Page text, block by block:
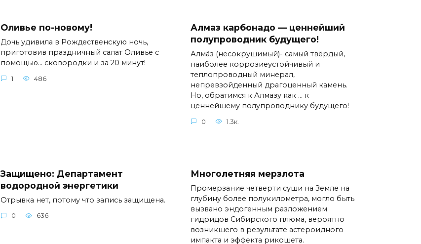
Оливье по-новому!
Дочь удивила в Рождественскую ночь,
приготовив праздничный салат Оливье с
помощью... сковородки и за 20 минут!
1 486
Алмаз карбонадо — ценнейший
полупроводник будущего!
Алма́з (несокрушимый)- самый твёрдый,
наиболее коррозиеустойчивый и
теплопроводный минерал,
непревзойденный драгоценный камень.
Но, обратимся к Алмазу как … к
ценнейшему полупроводнику будущего!
0 1.3к.
Защищено: Департамент
водородной энергетики
Отрывка нет, потому что запись защищена.
0 636
Многолетняя мерзлота
Промерзание четверти суши на Земле на
глубину более полукилометра, могло быть
вызвано эндогенным разложением
гидридов Сибирского плюма, вероятно
возникшего в результате астероидного
импакта и эффекта рикошета.